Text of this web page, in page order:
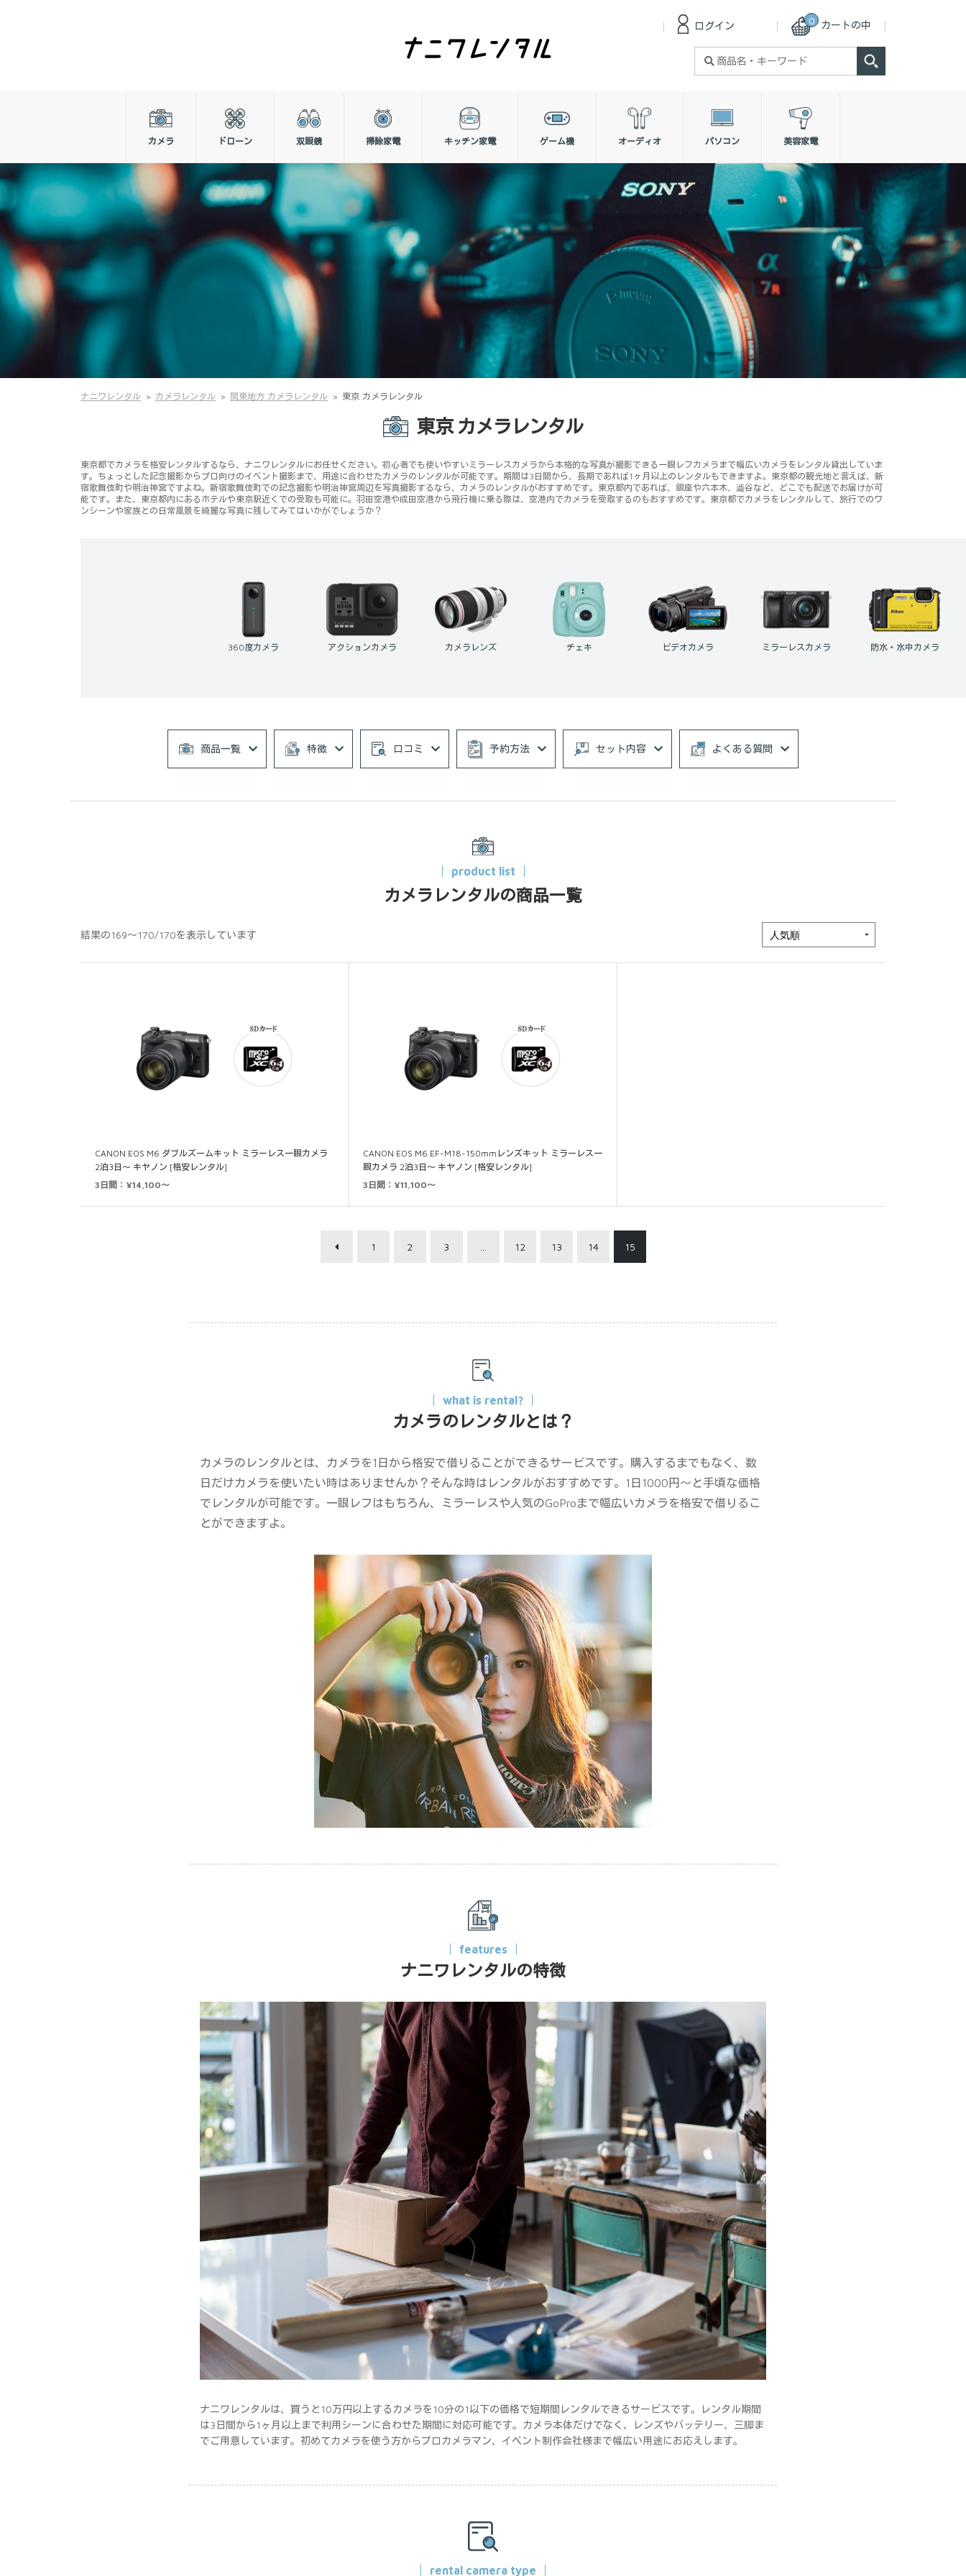
カートの中
0
ログイン
カメラ ドローン 双眼鏡 掃除家電 キッチン家電 ゲーム機 オーディオ パソコン 美容家電
ナニワレンタル カメラレンタル 関東地方 カメラレンタル 東京 カメラレンタル
東京 カメラレンタル
東京都でカメラを格安レンタルするなら、ナニワレンタルにお任せください。初心者でも使いやすいミラーレスカメラから本格的な写真が撮影できる一眼レフカメラまで幅広いカメラをレンタル貸出していま
す。ちょっとした記念撮影からプロ向けのイベント撮影まで、用途に合わせたカメラのレンタルが可能です。期間は3日間から、長期であれば1ヶ月以上のレンタルもできますよ。東京都の観光地と言えば、新
宿歌舞伎町や明治神宮ですよね。新宿歌舞伎町での記念撮影や明治神宮周辺を写真撮影するなら、カメラのレンタルがおすすめです。東京都内であれば、銀座や六本木、澁谷など、どこでも配送でお届けが可
能です。また、東京都内にあるホテルや東京駅近くでの受取も可能に。羽田空港や成田空港から飛行機に乗る際は、空港内でカメラを受取するのもおすすめです。東京都でカメラをレンタルして、旅行でのワ
ンシーンや家族との日常風景を綺麗な写真に残してみてはいかがでしょうか？
360度カメラ アクションカメラ カメラレンズ チェキ ビデオカメラ ミラーレスカメラ 防水・水中カメラ
商品一覧 特徴 口コミ 予約方法 セット内容 よくある質問
product list
カメラレンタルの商品一覧
結果の169～170/170を表示しています
CANON EOS M6 ダブルズームキット ミラーレス一眼カメラ
2泊3日～ キヤノン [格安レンタル]
3日間：¥14,100～
CANON EOS M6 EF-M18-150mmレンズキット ミラーレス一
眼カメラ 2泊3日～ キヤノン [格安レンタル]
3日間：¥11,100～
1 2 3 … 12 13 14 15
what is rental?
カメラのレンタルとは？
カメラのレンタルとは、カメラを1日から格安で借りることができるサービスです。購入するまでもなく、数
日だけカメラを使いたい時はありませんか？そんな時はレンタルがおすすめです。1日1000円〜と手頃な価格
でレンタルが可能です。一眼レフはもちろん、ミラーレスや人気のGoProまで幅広いカメラを格安で借りるこ
とができますよ。
features
ナニワレンタルの特徴
ナニワレンタルは、買うと10万円以上するカメラを10分の1以下の価格で短期間レンタルできるサービスです。レンタル期間
は3日間から1ヶ月以上まで利用シーンに合わせた期間に対応可能です。カメラ本体だけでなく、レンズやバッテリー、三脚ま
でご用意しています。初めてカメラを使う方からプロカメラマン、イベント制作会社様まで幅広い用途にお応えします。
rental camera type